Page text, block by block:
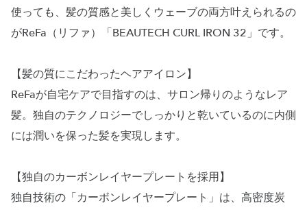
使っても、髪の質感と美しくウェーブの両方叶えられるの
がReFa（リファ）「BEAUTECH CURL IRON 32」です。
【髪の質にこだわったヘアアイロン】
ReFaが自宅ケアで目指すのは、サロン帰りのようなレア
髪。独自のテクノロジーでしっかりと乾いているのに内側
には潤いを保った髪を実現します。
【独自のカーボンレイヤープレートを採用】
独自技術の「カーボンレイヤープレート」は、高密度炭